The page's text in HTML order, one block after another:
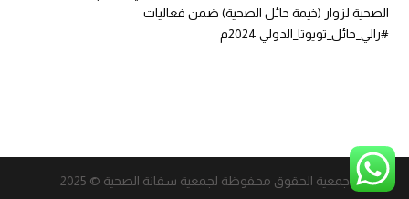
الصحية لزوار (خيمة حائل الصحية) ضمن فعاليات
#رالي_حائل_تويوتا_الدولي
جمعية الحقوق محفوظة لجمعية سفانة الصحية © 2025